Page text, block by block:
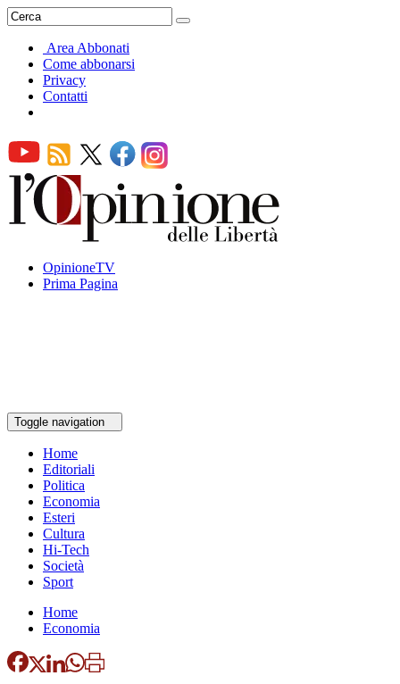
Area Abbonati
Come abbonarsi
Privacy
Contatti
OpinioneTV
Prima Pagina
Toggle navigation
Home
Editoriali
Politica
Economia
Esteri
Cultura
Hi-Tech
Società
Sport
Home
Economia